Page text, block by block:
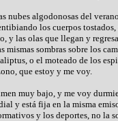
nubes algodonosas del
los cuerpos
y las olas que llegan y
sombras sobre los
o el moteado de los
que estoy y me voy.
muy bajo, y me voy
y está fija en la misma
y los deportes, no la